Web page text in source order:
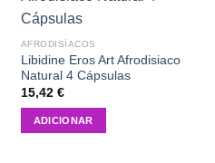
AFRODISÍACOS
Libidine Eros Art Afrodisiaco
Natural 4 Cápsulas
15,42 €
ADICIONAR